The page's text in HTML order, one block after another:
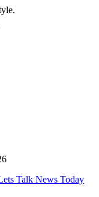
Talk News Today